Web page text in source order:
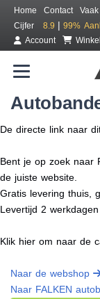
Home Contact
Cijfer
8.9 | 99%
Account
De directe link naar
Bent je op zoek naar
de juiste website.
Gratis levering thuis,
Levertijd 2
Klik hier om naar de
Naar de webshop
Naar FALKEN